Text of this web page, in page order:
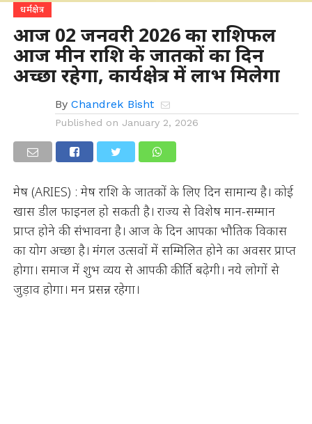
धर्मक्षेत्र
आज 02 जनवरी 2026 का राशिफल
आज मीन राशि के जातकों का दिन
अच्छा रहेगा, कार्यक्षेत्र में लाभ मिलेगा
By Chandrek Bisht
Published on January 2, 2026
मेष (ARIES) : मेष राशि के जातकों के लिए दिन सामान्य है। कोई
खास डील फाइनल हो सकती है। राज्य से विशेष मान-सम्मान
प्राप्त होने की संभावना है। आज के दिन आपका भौतिक विकास
का योग अच्छा है। मंगल उत्सवों में सम्मिलित होने का अवसर प्राप्त
होगा। समाज में शुभ व्यय से आपकी कीर्ति बढ़ेगी। नये लोगों से
जुड़ाव होगा। मन प्रसन्न रहेगा।